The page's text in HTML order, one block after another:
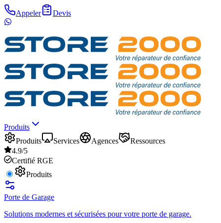
Appeler Devis
Produits
Produits
Services Agences
Ressources
4.9/5
Certifié RGE
Produits
Porte de Garage
Solutions modernes et sécurisées pour votre porte de garage.